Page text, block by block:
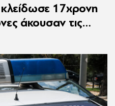
κλείδωσε 17χρονη
άκουσαν τις
την Αστυνομία